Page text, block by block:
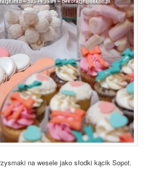
na wesele jako słodki kącik Sopot.